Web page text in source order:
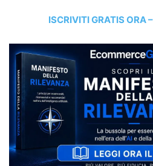
ISCRIVITI GRATIS ORA